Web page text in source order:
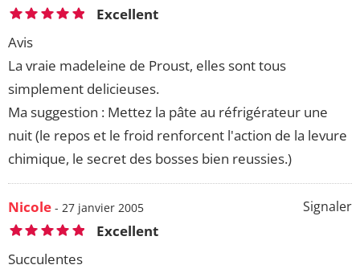
Excellent
Avis
La vraie madeleine de Proust, elles sont tous
simplement delicieuses.
Ma suggestion : Mettez la pâte au réfrigérateur une
nuit (le repos et le froid renforcent l'action de la levure
chimique, le secret des bosses bien reussies.)
Signaler
Nicole - 27 janvier 2005
Excellent
Succulentes